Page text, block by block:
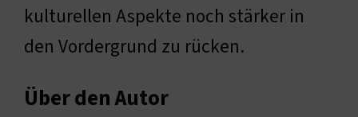
kulturellen Aspekte noch stärker in
den Vordergrund zu rücken.
Über den Autor